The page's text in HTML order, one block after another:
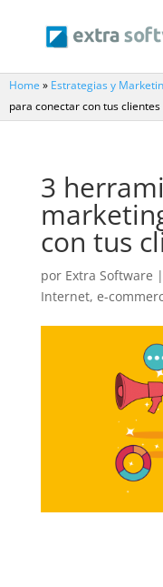
Home » Estrategias y
para conectar con tus clientes
3
con tus
por Extra Software |
Internet, e-